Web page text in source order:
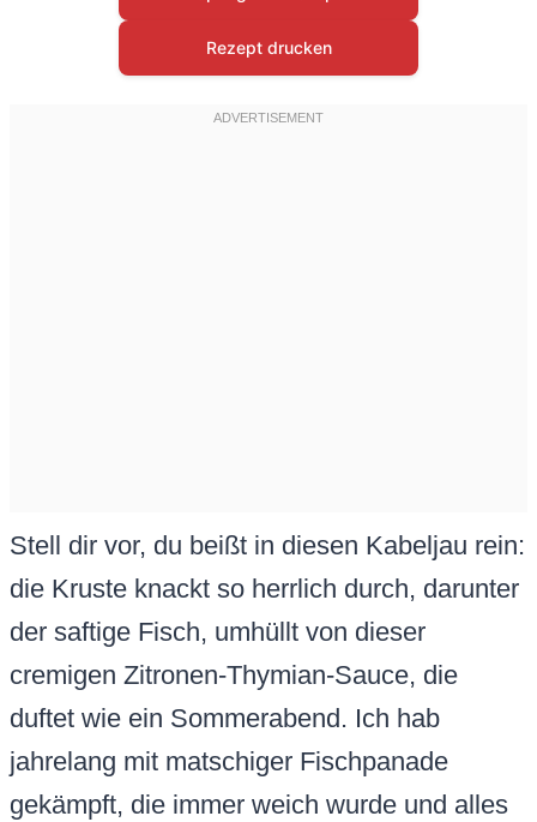
Rezept drucken
Stell dir vor, du beißt in diesen Kabeljau rein:
die Kruste knackt so herrlich durch, darunter
der saftige Fisch, umhüllt von dieser
cremigen Zitronen-Thymian-Sauce, die
duftet wie ein Sommerabend. Ich hab
jahrelang mit matschiger Fischpanade
gekämpft, die immer weich wurde und alles